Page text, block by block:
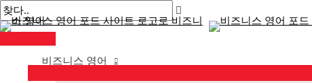
콘
텐
메
인
메
뉴
비즈니스 영어
게
시
기
입
름
메
*